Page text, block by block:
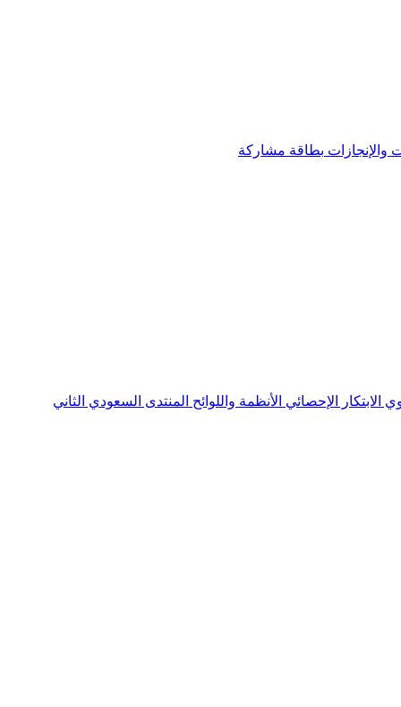
والإنجازات بطاقة مشاركة
الابتكار الإحصائي الأنظمة واللوائح المنتدى السعودي الثاني